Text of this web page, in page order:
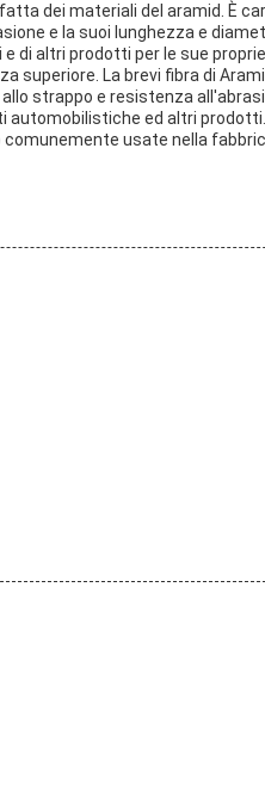
dei materiali del aramid. È
e la suoi lunghezza e
di altri prodotti per le sue
superiore. La brevi fibra di
strappo e resistenza
automobilistiche ed altri
usate nella